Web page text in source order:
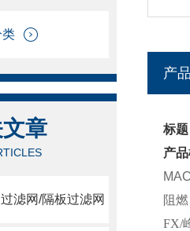
章
滤网/隔板过滤网
产
标
产
阻
FX/